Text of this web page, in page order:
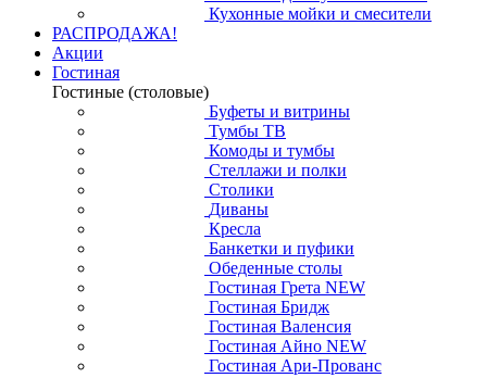
Кухонные мойки и смесители
РАСПРОДАЖА!
Акции
Гостиная
Гостиные (столовые)
Буфеты и витрины
Тумбы ТВ
Комоды и тумбы
Стеллажи и полки
Столики
Диваны
Кресла
Банкетки и пуфики
Обеденные столы
Гостиная Грета NEW
Гостиная Бридж
Гостиная Валенсия
Гостиная Айно NEW
Гостиная Ари-Прованс